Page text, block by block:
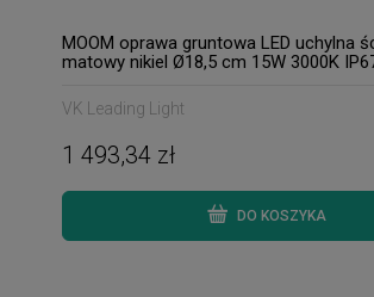
MOOM oprawa gruntowa LED uchylna
matowy nikiel Ø18,5 cm 15W 3000K
VK Leading Light
1 493,34 zł
DO KOSZYKA